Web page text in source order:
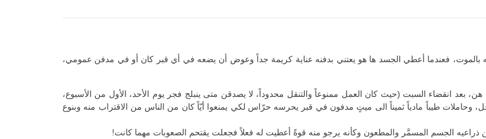
فعندما أعطي الجسد ها هو يعتني بدفنه عناية كريمة جداً وعوض أن يضعه في أي قبر كان أو في مدفن عمومي،
بعد انقضاء السبت (حيث كان العمل ممنوعاً والتنقل محدوداً، لا يصدقن متى ينبلج فجر يوم الأحد، الأول من الأسبوع،
طيباً مادياً ثميناً الى ميتٍ مدفون في قبر يحرسه حرّاس لكي يمنعوا أيّاً كان من الناس من الاقتراب منه وبنوع
الجسم المسمَّر والمطعون وكأنه يرجو منه قوةً أعطيت له فعلاً فجعلت يقتحم الصعوبات مهما كانت!